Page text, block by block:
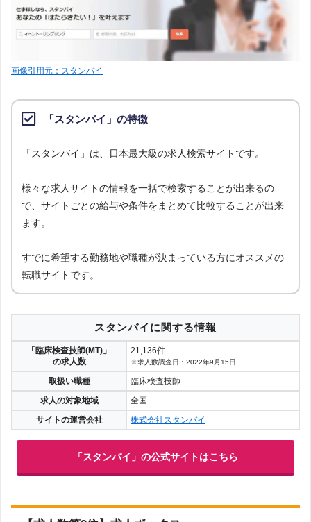
求人数ランキングの上部に記載
画像引用元：スタンバイ
「スタンバイ」の特徴
「スタンバイ」は、日本最大級の求人検索サイトです。
様々な求人サイトの情報を一括で検索することが出来るの
で、サイトごとの給与や条件をまとめて比較することが出来
ます。
すでに希望する勤務地や職種が決まっている方にオススメの
転職サイトです。
スタンバイに関する情報
「臨床検査技師(MT)」
の求人数
21,136件
※求人数調査日：2022年9月15日
取扱い職種
臨床検査技師
求人の対象地域
全国
サイトの運営会社
株式会社スタンバイ
「スタンバイ」の公式サイトはこちら